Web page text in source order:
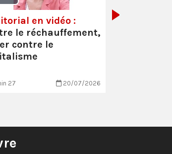
en vidéo :
le réchauffement,
contre le
27 20/07/2026